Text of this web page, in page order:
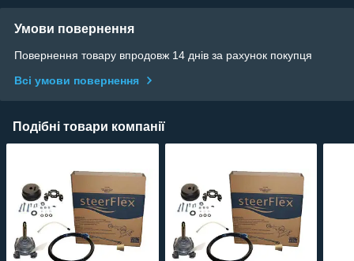
Умови повернення
Повернення товару впродовж 14 днів за рахунок покупця
Всі умови повернення
Подібні товари компанії